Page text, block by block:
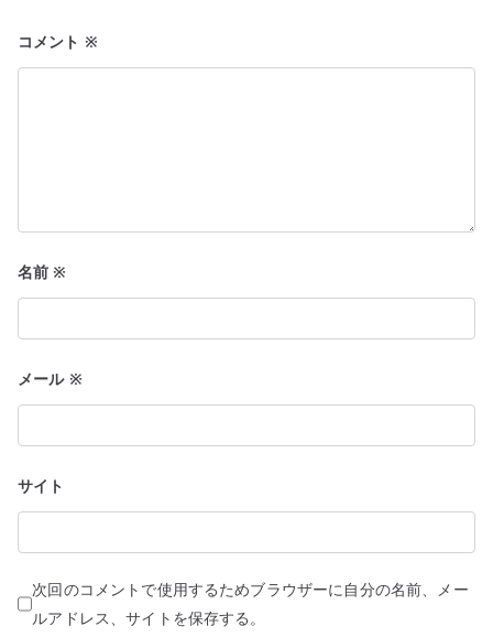
ン
コメント ※
名前※
メール ※
サイト
次回のコメントで使用するためブラウザーに自分の名前、メー
ルアドレス、サイトを保存する。